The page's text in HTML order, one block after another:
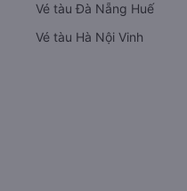
Vé tàu Đà Nẵng Huế
Vé tàu Hà Nội Vinh